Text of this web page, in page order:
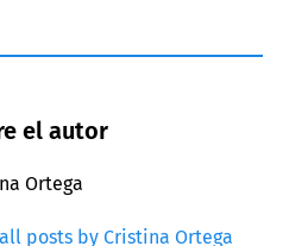
el autor
Ortega
posts by Cristina Ortega